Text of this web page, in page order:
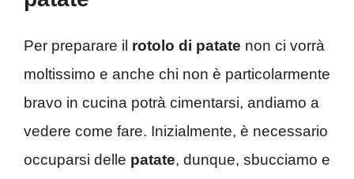
Per preparare il rotolo di patate non ci vorrà
moltissimo e anche chi non è particolarmente
bravo in cucina potrà cimentarsi, andiamo a
vedere come fare. Inizialmente, è necessario
occuparsi delle patate, dunque, sbucciamo e